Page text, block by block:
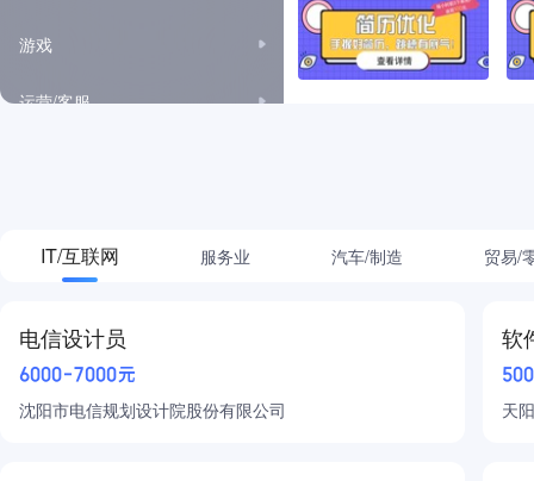
游戏
运营/客服
高级管理
房地产/建筑
金融
IT/互联网 服务业 汽车/制造 贸易/
电信设计员
6000-7000元
沈阳市电信规划设计院股份有限公司
软
天